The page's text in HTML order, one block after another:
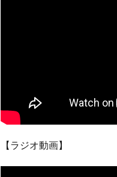
【ラジオ動画】